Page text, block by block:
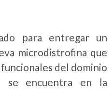
para entregar un
microdistrofina que
del dominio
se encuentra en la